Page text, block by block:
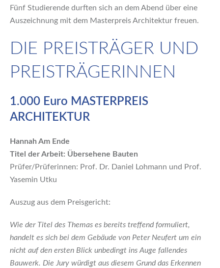
Fünf Studierende durften sich an dem Abend über eine
Auszeichnung mit dem Masterpreis Architektur freuen.
DIE PREISTRÄGER UND
PREISTRÄGERINNEN
1.000 Euro MASTERPREIS
ARCHITEKTUR
Hannah Am Ende
Titel der Arbeit: Übersehene Bauten
Prüfer/Prüferinnen: Prof. Dr. Daniel Lohmann und Prof.
Yasemin Utku
Auszug aus dem Preisgericht:
Wie der Titel des Themas es bereits treffend formuliert,
handelt es sich bei dem Gebäude von Peter Neufert um ein
nicht auf den ersten Blick unbedingt ins Auge fallendes
Bauwerk. Die Jury würdigt aus diesem Grund das Erkennen